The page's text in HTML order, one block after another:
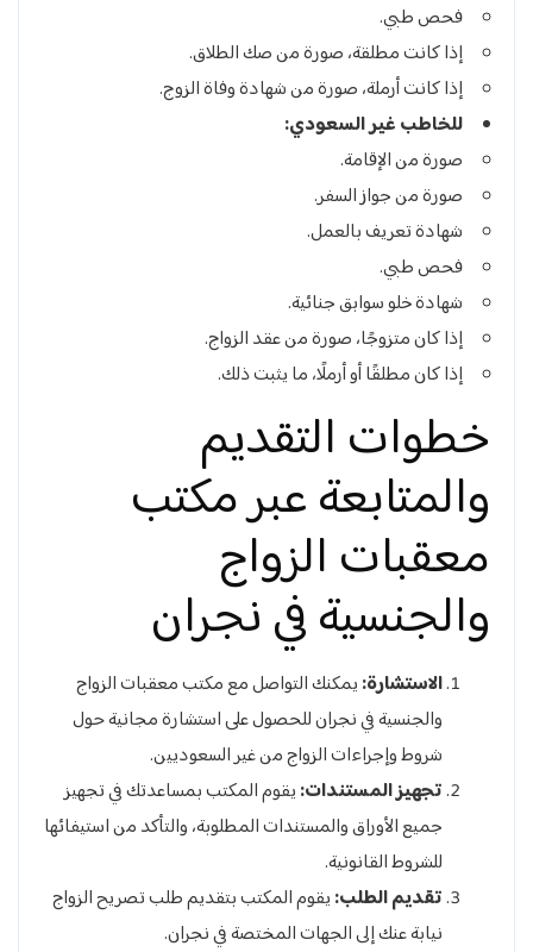
فحص طبي.
إذا كانت مطلقة، صورة من صك الطلاق.
إذا كانت أرملة، صورة من شهادة وفاة الزوج.
للخاطب غير السعودي:
صورة من الإقامة.
صورة من جواز السفر.
شهادة تعريف بالعمل.
فحص طبي.
شهادة خلو سوابق جنائية.
إذا كان متزوجًا، صورة من عقد الزواج.
إذا كان مطلقًا أو أرملًا، ما يثبت ذلك.
خطوات التقديم
والمتابعة عبر مكتب
معقبات الزواج
والجنسية في نجران
الاستشارة:يمكنك التواصل مع مكتب معقبات الزواج
والجنسية في نجران للحصول على استشارة مجانية حول
شروط وإجراءات الزواج من غير السعوديين.
تجهيز المستندات:يقوم المكتب بمساعدتك في تجهيز
جميع الأوراق والمستندات المطلوبة، والتأكد من استيفائها
للشروط القانونية.
تقديم الطلب:يقوم المكتب بتقديم طلب تصريح الزواج
نيابة عنك إلى الجهات المختصة في نجران.